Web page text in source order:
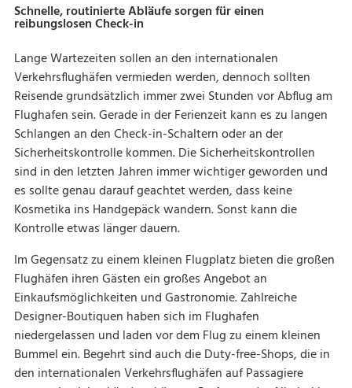
Schnelle, routinierte Abläufe sorgen für einen
reibungslosen Check-in
Lange Wartezeiten sollen an den internationalen
Verkehrsflughäfen vermieden werden, dennoch sollten
Reisende grundsätzlich immer zwei Stunden vor Abflug am
Flughafen sein. Gerade in der Ferienzeit kann es zu langen
Schlangen an den Check-in-Schaltern oder an der
Sicherheitskontrolle kommen. Die Sicherheitskontrollen
sind in den letzten Jahren immer wichtiger geworden und
es sollte genau darauf geachtet werden, dass keine
Kosmetika ins Handgepäck wandern. Sonst kann die
Kontrolle etwas länger dauern.
Im Gegensatz zu einem kleinen Flugplatz bieten die großen
Flughäfen ihren Gästen ein großes Angebot an
Einkaufsmöglichkeiten und Gastronomie. Zahlreiche
Designer-Boutiquen haben sich im Flughafen
niedergelassen und laden vor dem Flug zu einem kleinen
Bummel ein. Begehrt sind auch die Duty-free-Shops, die in
den internationalen Verkehrsflughäfen auf Passagiere